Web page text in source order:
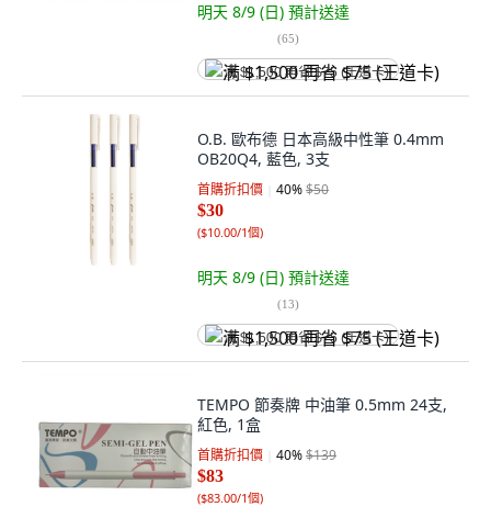
明天 8/9 (日) 預計送達
(65)
满 $1,500 再省 $75 (王道卡)
O.B. 歐布德 日本高級中性筆 0.4mm
OB20Q4, 藍色, 3支
首購折扣價 40%$50
$30
($10.00/1個)
明天 8/9 (日) 預計送達
(13)
满 $1,500 再省 $75 (王道卡)
TEMPO 節奏牌 中油筆 0.5mm 24支,
紅色, 1盒
首購折扣價 40%$139
$83
($83.00/1個)